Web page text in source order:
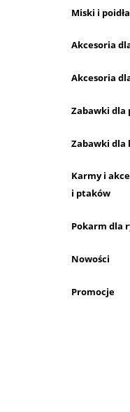
Miski i
Akcesoria
Akcesoria
Zabawki dla
Zabawki dla
Karmy i
i ptaków
Pokarm dla
Nowości
Promocje